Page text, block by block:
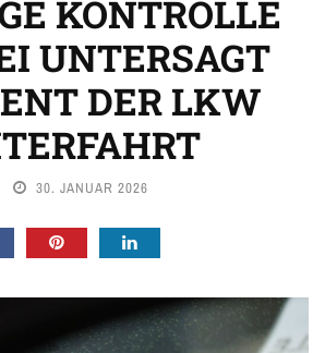
KONTROLLE
UNTERSAGT
DER LKW
30. JANUAR 2026